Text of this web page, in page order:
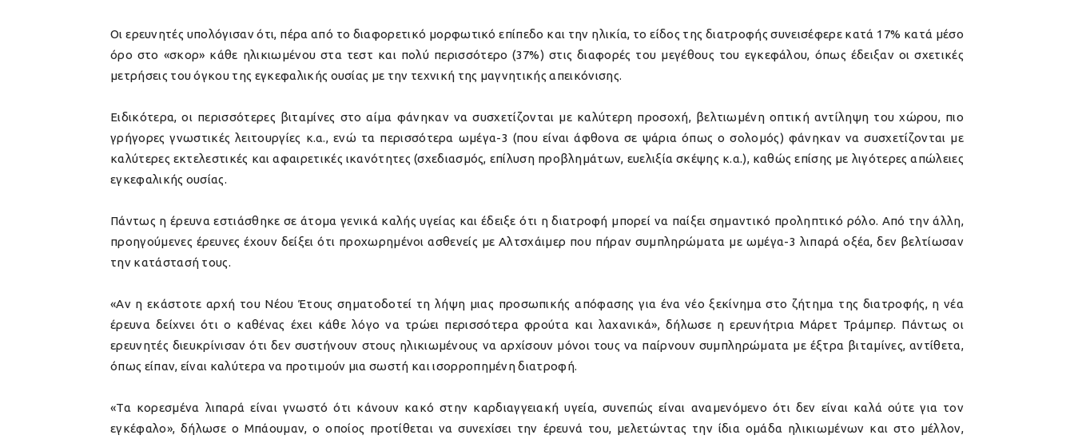
Οι ερευνητές υπολόγισαν ότι, πέρα από το διαφορετικό μορφωτικό επίπεδο και την ηλικία, το είδος της διατροφής συνεισέφερε κατά 17% κατά μέσο
όρο στο «σκορ» κάθε ηλικιωμένου στα τεστ και πολύ περισσότερο (37%) στις διαφορές του μεγέθους του εγκεφάλου, όπως έδειξαν οι σχετικές
μετρήσεις του όγκου της εγκεφαλικής ουσίας με την τεχνική της μαγνητικής απεικόνισης.
Ειδικότερα, οι περισσότερες βιταμίνες στο αίμα φάνηκαν να συσχετίζονται με καλύτερη προσοχή, βελτιωμένη οπτική αντίληψη του χώρου, πιο
γρήγορες γνωστικές λειτουργίες κ.α., ενώ τα περισσότερα ωμέγα-3 (που είναι άφθονα σε ψάρια όπως ο σολομός) φάνηκαν να συσχετίζονται με
καλύτερες εκτελεστικές και αφαιρετικές ικανότητες (σχεδιασμός, επίλυση προβλημάτων, ευελιξία σκέψης κ.α.), καθώς επίσης με λιγότερες απώλειες
εγκεφαλικής ουσίας.
Πάντως η έρευνα εστιάσθηκε σε άτομα γενικά καλής υγείας και έδειξε ότι η διατροφή μπορεί να παίξει σημαντικό προληπτικό ρόλο. Από την άλλη,
προηγούμενες έρευνες έχουν δείξει ότι προχωρημένοι ασθενείς με Αλτσχάιμερ που πήραν συμπληρώματα με ωμέγα-3 λιπαρά οξέα, δεν βελτίωσαν
την κατάστασή τους.
«Αν η εκάστοτε αρχή του Νέου Έτους σηματοδοτεί τη λήψη μιας προσωπικής απόφασης για ένα νέο ξεκίνημα στο ζήτημα της διατροφής, η νέα
έρευνα δείχνει ότι ο καθένας έχει κάθε λόγο να τρώει περισσότερα φρούτα και λαχανικά», δήλωσε η ερευνήτρια Μάρετ Τράμπερ. Πάντως οι
ερευνητές διευκρίνισαν ότι δεν συστήνουν στους ηλικιωμένους να αρχίσουν μόνοι τους να παίρνουν συμπληρώματα με έξτρα βιταμίνες, αντίθετα,
όπως είπαν, είναι καλύτερα να προτιμούν μια σωστή και ισορροπημένη διατροφή.
«Τα κορεσμένα λιπαρά είναι γνωστό ότι κάνουν κακό στην καρδιαγγειακή υγεία, συνεπώς είναι αναμενόμενο ότι δεν είναι καλά ούτε για τον
εγκέφαλο», δήλωσε ο Μπάουμαν, ο οποίος προτίθεται να συνεχίσει την έρευνά του, μελετώντας την ίδια ομάδα ηλικιωμένων και στο μέλλον,